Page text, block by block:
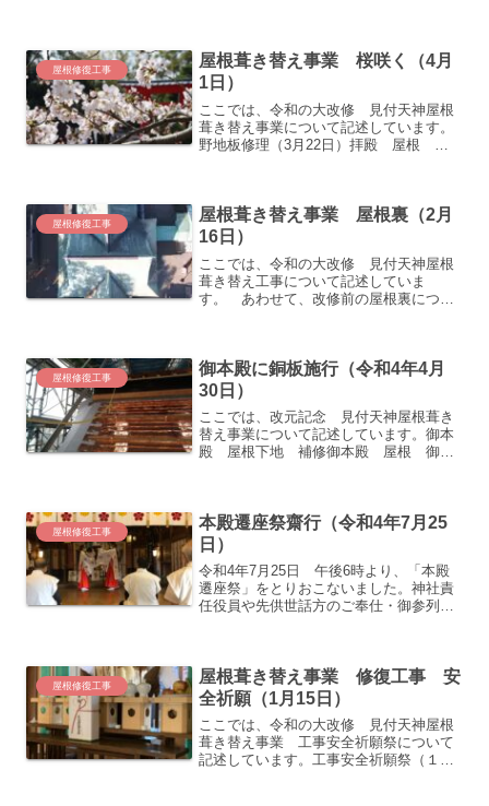
直すことは難しいため、下...
屋根修復工事
屋根葺き替え事業 桜咲く（4月
1日）
ここでは、令和の大改修 見付天神屋根
葺き替え事業について記述しています。
野地板修理（3月22日）拝殿 屋根 野
して、下のように補...
屋根修復工事
屋根葺き替え事業 屋根裏（2月
16日）
ここでは、令和の大改修 見付天神屋根
葺き替え工事について記述していま
す。 あわせて、改修前の屋根裏につい
西から屋根を見下ろした画像...
屋根修復工事
御本殿に銅板施行（令和4年4月
30日）
ここでは、改元記念 見付天神屋根葺き
替え事業について記述しています。御本
殿 屋根下地 補修御本殿 屋根 御本
日）御本殿 屋根 いよ...
屋根修復工事
本殿遷座祭齋行（令和4年7月25
日）
令和4年7月25日 午後6時より、「本殿
遷座祭」をとりおこないました。神社責
任役員や先供世話方のご奉仕・御参列の
たびめでたく修復...
屋根修復工事
屋根葺き替え事業 修復工事 安
全祈願（1月15日）
ここでは、令和の大改修 見付天神屋根
葺き替え事業 工事安全祈願祭について
記述しています。工事安全祈願祭（１月